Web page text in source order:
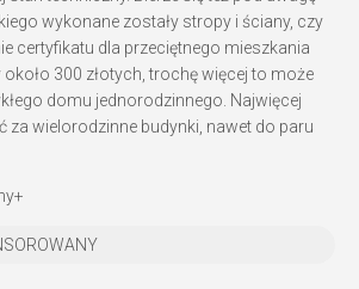
wykonane zostały stropy i ściany, czy
certyfikatu dla przeciętnego mieszkania
300 złotych, trochę więcej to może
domu jednorodzinnego. Najwięcej
za wielorodzinne budynki, nawet do paru